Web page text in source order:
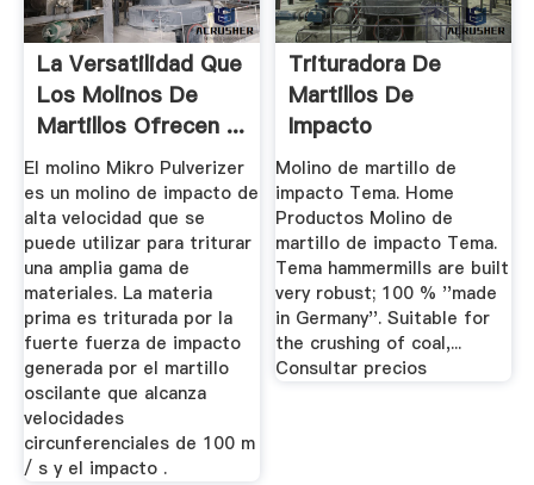
La Versatilidad Que
Los Molinos De
Martillos Ofrecen ...
El molino Mikro Pulverizer
es un molino de impacto de
alta velocidad que se
puede utilizar para triturar
una amplia gama de
materiales. La materia
prima es triturada por la
fuerte fuerza de impacto
generada por el martillo
oscilante que alcanza
velocidades
circunferenciales de 100 m
/ s y el impacto .
Trituradora De
Martillos De
Impacto
Molino de martillo de
impacto Tema. Home
Productos Molino de
martillo de impacto Tema.
Tema hammermills are built
very robust; 100 % ''made
in Germany''. Suitable for
the crushing of coal,...
Consultar precios